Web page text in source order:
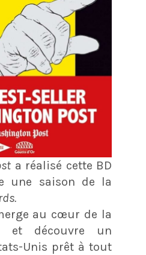
a réalisé cette BD
une saison de la
au cœur de la
et découvre un
Unis prêt à tout